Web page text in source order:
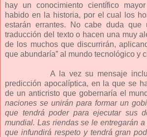
hay un conocimiento científico
habido en la historia, por el cual los
estarán errantes. No cabe duda que
traducción del texto o hacen una muy
de los muchos que discurrirán,
que abundaría” al mundo tecnológico y
A la vez su mensaje
predicción apocalíptica, en la que se
de un anticristo que gobernaría el
naciones se unirán para formar un
que tendrá poder para ejecutar sus
mundial. Las riendas se le entregarán
que infundirá respeto y tendrá gran